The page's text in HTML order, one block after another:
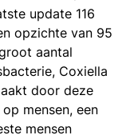
update 116
opzichte van 95
aantal
Coxiella
door deze
mensen, een
mensen